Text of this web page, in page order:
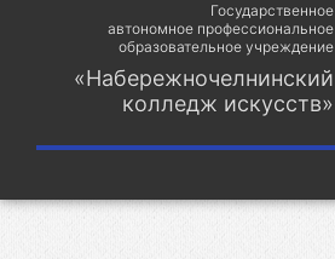
Государственное
автономное профессиональное
образовательное учреждение
«Набережночелнинский
колледж искусств»